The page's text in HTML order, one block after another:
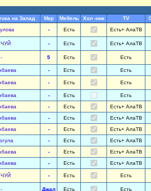
на Запад Мкр Мебель Хол -ник TV
- Есть Есть+ АлаТВ
ЧУЙ - Есть Есть+ АлаТВ
- 5 Есть Есть
- Есть Есть
- Есть Есть
- Есть Есть
- Есть Есть+ АлаТВ
- Есть Есть+ АлаТВ
- Есть Есть+ АлаТВ
- Есть Есть+ АлаТВ
- Есть Есть+ АлаТВ
- Есть Есть+ АлаТВ
ЧУЙ - Есть Есть
- Джал Есть Есть